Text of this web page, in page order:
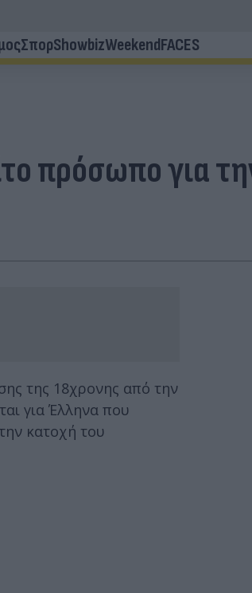
ΣπορShowbizWeekendFACES
πρόσωπο για
της 18χρονης από την
για Έλληνα που
κατοχή του